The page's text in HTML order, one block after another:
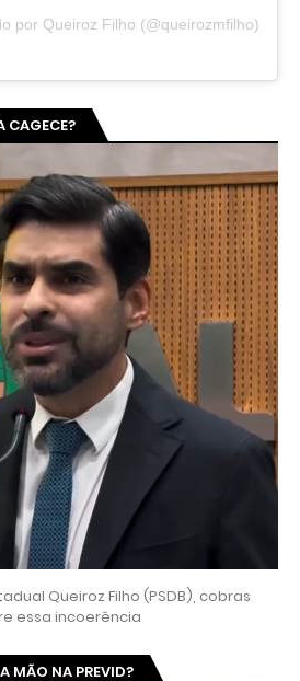
por Queiroz Filho (@queirozmfilho)
CAGECE?
Queiroz Filho (PSDB), cobras
essa incoerência
MÃO NA PREVID?